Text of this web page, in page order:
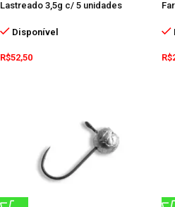
Lastreado 3,5g c/ 5 unidades
Disponível
R$52,50 R$